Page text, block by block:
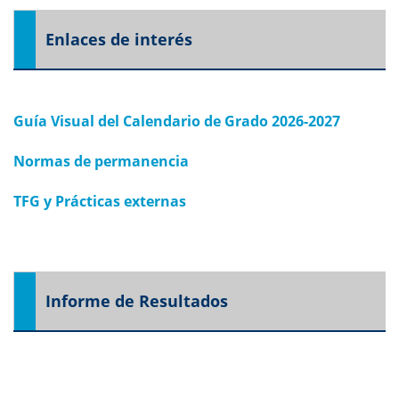
Enlaces de interés
Guía Visual del Calendario de Grado 2026-2027
Normas de permanencia
TFG y Prácticas externas
Informe de Resultados